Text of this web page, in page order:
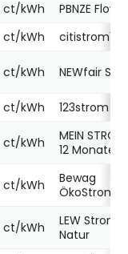
ct/kWh
PBNZE Flow12
ct/kWh citistrom12
ct/kWh NEWfair
ct/kWh 123strom
ct/kWh
MEIN
12 Monate
ct/kWh
Bewag
ÖkoStrom12
ct/kWh
LEW Strom
Natur